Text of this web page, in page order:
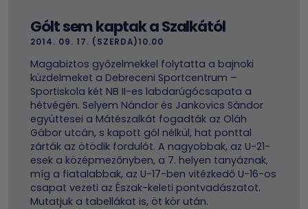
Gólt sem kaptak a Szalkától
2014. 09. 17. (SZERDA)10.00
Magabiztos győzelmekkel folytatta a bajnoki
küzdelmeket a Debreceni Sportcentrum –
Sportiskola két NB II-es labdarúgócsapata a
hétvégén. Selyem Nándor és Jankovics Sándor
együttesei a Mátészalkát fogadták az Oláh
Gábor utcán, s kapott gól nélkül, hat ponttal
zárták az ötödik fordulót. A nagyobbak, az U-21-
esek a középmezőnyben, a 7. helyen tanyáznak,
míg a fiatalabbak, az U-17-ben vitézkedő U-16-os
csapat vezeti az Észak-keleti pontvadászatot.
Mutatjuk a tabellákat is, öt kör után.